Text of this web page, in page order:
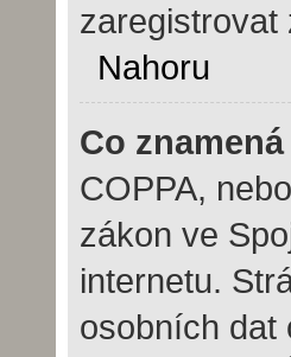
zaregistrovat
Nahoru
Co znamená
COPPA,
zákon ve
internetu.
osobních dat